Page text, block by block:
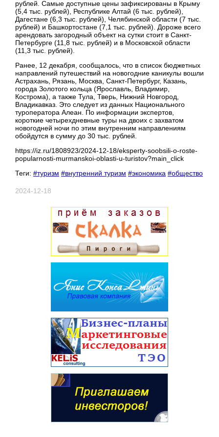
рублей. Самые доступные цены зафиксированы в Крыму
(5,4 тыс. рублей), Республике Алтай (6 тыс. рублей),
Дагестане (6,3 тыс. рублей), Челябинской области (7 тыс.
рублей) и Башкортостане (7,1 тыс. рублей). Дороже всего
арендовать загородный объект на сутки стоит в Санкт-
Петербурге (11,8 тыс. рублей) и в Московской области
(11,3 тыс. рублей).
Ранее, 12 декабря, сообщалось, что в список бюджетных
направлений путешествий на новогодние каникулы вошли
Астрахань, Рязань, Москва, Санкт-Петербург, Казань,
города Золотого кольца (Ярославль, Владимир,
Кострома), а также Тула, Тверь, Нижний Новгород,
Владикавказ. Это следует из данных Национального
туроператора Алеан. По информации экспертов,
короткие четырехдневные туры на двоих с захватом
новогодней ночи по этим внутренним направлениям
обойдутся в сумму до 30 тыс. рублей.
https://iz.ru/1808923/2024-12-18/eksperty-soobsili-o-roste-
popularnosti-murmanskoi-oblasti-u-turistov?main_click
Теги: #туризм #внутренний туризм #экономика #общество
2024-12-18